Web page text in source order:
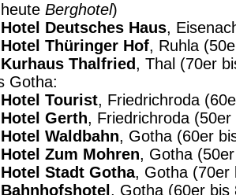
heute Berghotel)
Hotel Deutsches Haus,
Hotel Thüringer Hof, Ruhla
Kurhaus Thalfried, Thal (70er
Gotha:
Hotel Tourist, Friedrichroda
Hotel Gerth, Friedrichroda
Hotel Waldbahn, Gotha (60er
Hotel Zum Mohren, Gotha
Hotel Stadt Gotha, Gotha (70er
Bahnhofshotel , Gotha (60er bis